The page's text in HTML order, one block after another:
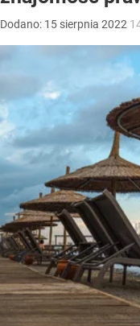
Dodano: 15 sierpnia 2022